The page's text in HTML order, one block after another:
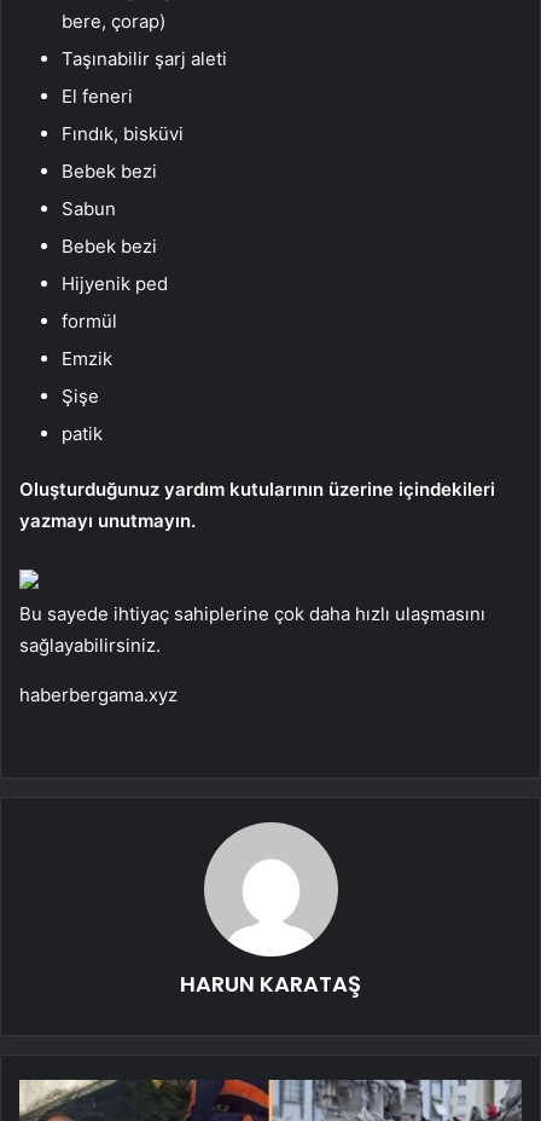
bere, çorap)
Taşınabilir şarj aleti
El feneri
Fındık, bisküvi
Bebek bezi
Sabun
Bebek bezi
Hijyenik ped
formül
Emzik
Şişe
patik
Oluşturduğunuz yardım kutularının üzerine içindekileri
yazmayı unutmayın.
Bu sayede ihtiyaç sahiplerine çok daha hızlı ulaşmasını
sağlayabilirsiniz.
haberbergama.xyz
HARUN KARATAŞ